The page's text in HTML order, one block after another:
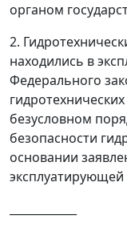
органом
2.
находились в
Федерального
безусловном
безопасности
основании
эксплуатирующей